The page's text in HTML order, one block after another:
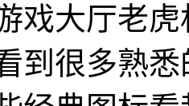
戏大厅老
到很多熟